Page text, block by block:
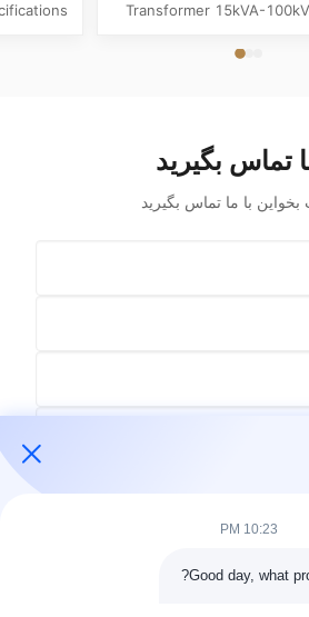
Transformer 15kVA-
Frequency 60Hz Phase
تماس بگیرید
با ما تماس بگيريد
10:23 PM
Good day, what